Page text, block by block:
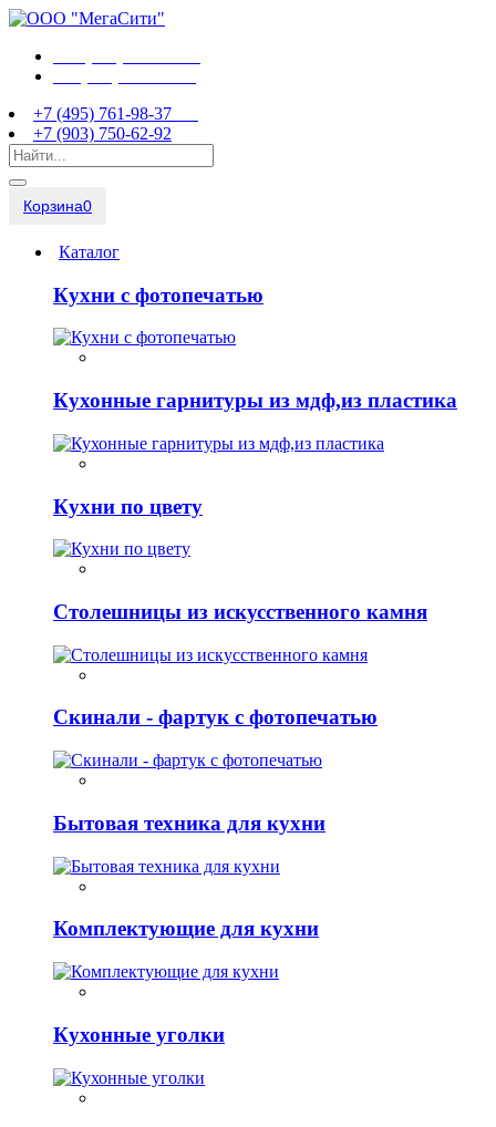
+7 (495) 761-98-37
+7 (903) 750-62-92
Корзина0
Каталог
Кухни с фотопечатью
Кухонные гарнитуры из мдф,из пластика
Кухни по цвету
Столешницы из искусственного камня
Скинали - фартук с фотопечатью
Бытовая техника для кухни
Комплектующие для кухни
Кухонные уголки